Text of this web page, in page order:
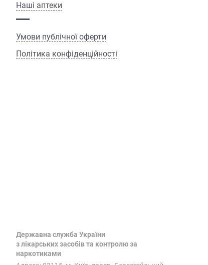
Наші аптеки
Умови публічної оферти
Політика конфіденційності
Державна служба України
з лікарських засобів та контролю за
наркотиками